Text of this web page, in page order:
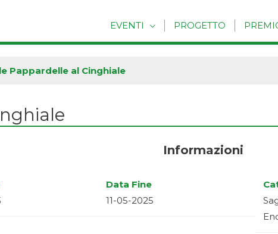
EVENTI PROGETTO
Pappardelle al Cinghiale
Informazioni
Data Fine
11-05-2025